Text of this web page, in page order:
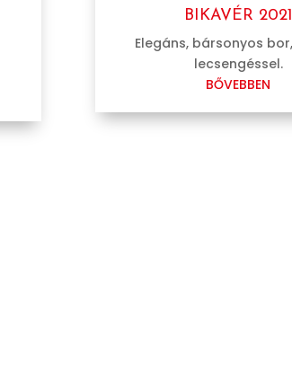
BIKAVÉR 2021
Elegáns, bársonyos
lecsengéssel.
BŐVEBBEN